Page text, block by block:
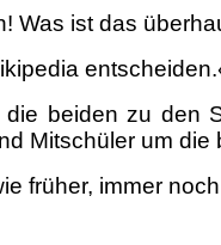
Was ist das
beiden zu den
Mitschüler um
früher, immer